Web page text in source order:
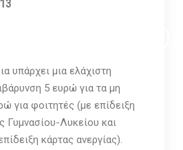
υπάρχει μια ελάχιστη
5 ευρώ για τα μη
για φοιτητές (με επίδειξη
Γυμνασίου-Λυκείου και
κάρτας ανεργίας).